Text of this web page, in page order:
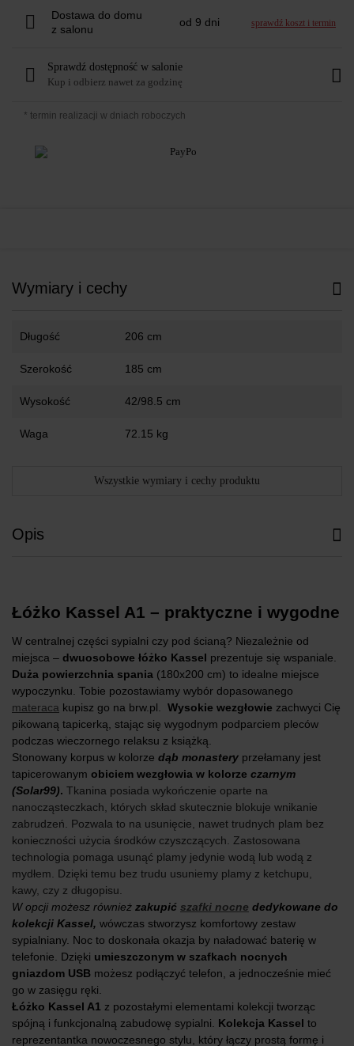
Dostawa do domu
z salonu
od 9 dni sprawdź koszt i termin
Sprawdź dostępność w salonie
Kup i odbierz nawet za godzinę
* termin realizacji w dniach roboczych
Wymiary i cechy
Długość 206 cm
Szerokość 185 cm
Wysokość 42/98.5 cm
Waga 72.15 kg
Wszystkie wymiary i cechy produktu
Opis
Łóżko Kassel A1 – praktyczne i wygodne
W centralnej części sypialni czy pod ścianą? Niezależnie od
miejsca – dwuosobowe łóżko Kassel prezentuje się wspaniale.
Duża powierzchnia spania (180x200 cm) to idealne miejsce
wypoczynku. Tobie pozostawiamy wybór dopasowanego
materaca kupisz go na brw.pl. Wysokie wezgłowie zachwyci Cię
pikowaną tapicerką, stając się wygodnym podparciem pleców
podczas wieczornego relaksu z książką.
Stonowany korpus w kolorze dąb monastery przełamany jest
tapicerowanym obiciem wezgłowia w kolorze czarnym
(Solar99). Tkanina posiada wykończenie oparte na
nanocząsteczkach, których skład skutecznie blokuje wnikanie
zabrudzeń. Pozwala to na usunięcie, nawet trudnych plam bez
konieczności użycia środków czyszczących. Zastosowana
technologia pomaga usunąć plamy jedynie wodą lub wodą z
mydłem. Dzięki temu bez trudu usuniemy plamy z ketchupu,
kawy, czy z długopisu.
W opcji możesz również zakupić szafki nocne dedykowane do
kolekcji Kassel, wówczas stworzysz komfortowy zestaw
sypialniany. Noc to doskonała okazja by naładować baterię w
telefonie. Dzięki umieszczonym w szafkach nocnych
gniazdom USB możesz podłączyć telefon, a jednocześnie mieć
go w zasięgu ręki.
Łóżko Kassel A1 z pozostałymi elementami kolekcji tworząc
spójną i funkcjonalną zabudowę sypialni. Kolekcja Kassel to
reprezentantka nowoczesnego stylu, który łączy prostą formę i